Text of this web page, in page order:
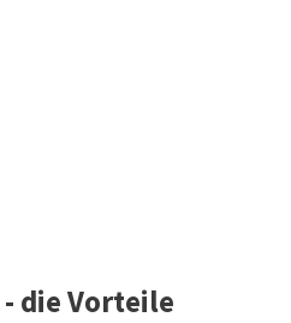
die Vorteile